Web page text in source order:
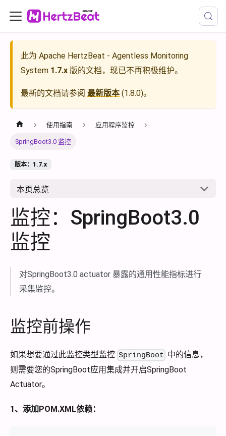
此为 Apache HertzBeat - Agentless Monitoring
System 1.7.x 版的文档，现已不再积极维护。
最新的文档请参阅 最新版本(1.8.0)。
使用指南 应用程序监控
SpringBoot3.0 监控
版本：1.7.x
本页总览
监控：SpringBoot3.0
监控
对SpringBoot3.0 actuator 暴露的通用性能指标进行
采集监控。
监控前操作
如果想要通过此监控类型监控 SpringBoot 中的信息，
则需要您的SpringBoot应用集成并开启SpringBoot
Actuator。
1、添加POM.XML依赖：